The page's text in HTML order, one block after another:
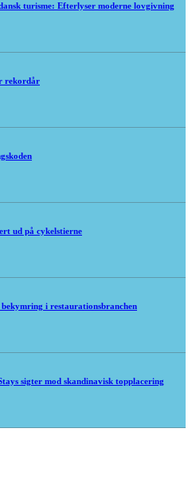
turisme: Efterlyser moderne lovgivning
rekordår
ud på cykelstierne
i restaurationsbranchen
sigter mod skandinavisk topplacering